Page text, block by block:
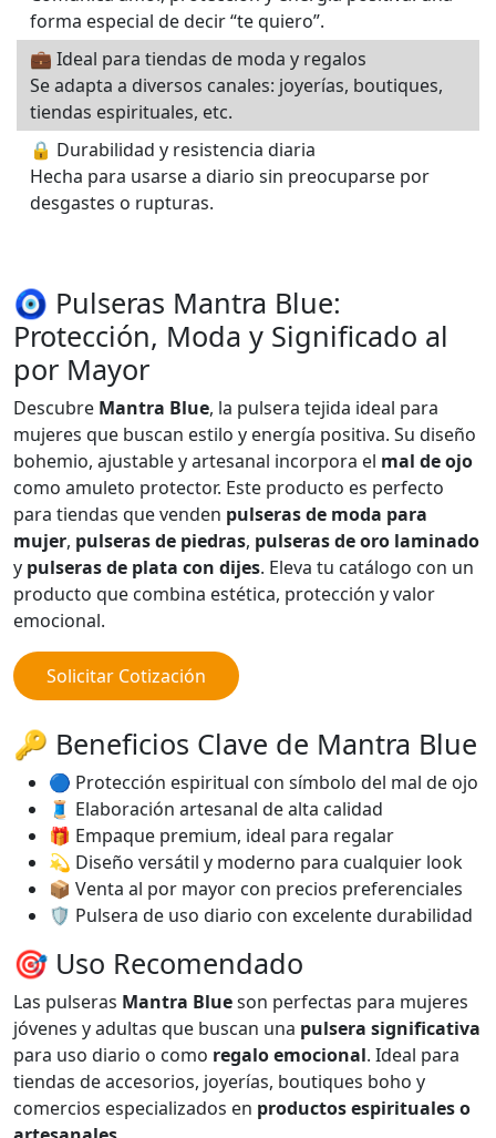
forma especial de decir “te quiero”.
💼 Ideal para tiendas de moda y regalos
Se adapta a diversos canales: joyerías, boutiques,
tiendas espirituales, etc.
🔒 Durabilidad y resistencia diaria
Hecha para usarse a diario sin preocuparse por
desgastes o rupturas.
🧿 Pulseras Mantra Blue:
Protección, Moda y Significado al
por Mayor
Descubre Mantra Blue, la pulsera tejida ideal para
mujeres que buscan estilo y energía positiva. Su diseño
bohemio, ajustable y artesanal incorpora el mal de ojo
como amuleto protector. Este producto es perfecto
para tiendas que venden pulseras de moda para
mujer, pulseras de piedras, pulseras de oro laminado
y pulseras de plata con dijes. Eleva tu catálogo con un
producto que combina estética, protección y valor
emocional.
Solicitar Cotización
🔑 Beneficios Clave de Mantra Blue
🔵 Protección espiritual con símbolo del mal de ojo
🧵 Elaboración artesanal de alta calidad
🎁 Empaque premium, ideal para regalar
💫 Diseño versátil y moderno para cualquier look
📦 Venta al por mayor con precios preferenciales
🛡️ Pulsera de uso diario con excelente durabilidad
🎯 Uso Recomendado
Las pulseras Mantra Blueson perfectas para mujeres
jóvenes y adultas que buscan una pulsera significativa
para uso diario o como regalo emocional. Ideal para
tiendas de accesorios, joyerías, boutiques boho y
comercios especializados en productos espirituales o